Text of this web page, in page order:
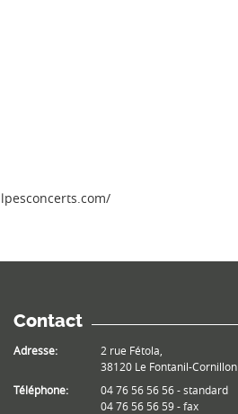
Contact
Adresse:
2 rue Fétola,
38120 Le Fontanil-Cornillon
Téléphone:
04 76 56 56 56 - standard
04 76 56 56 59 - fax